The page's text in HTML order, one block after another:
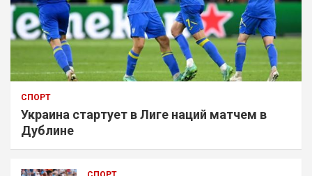
СПОРТ
Украина стартует в Лиге наций матчем в
Дублине